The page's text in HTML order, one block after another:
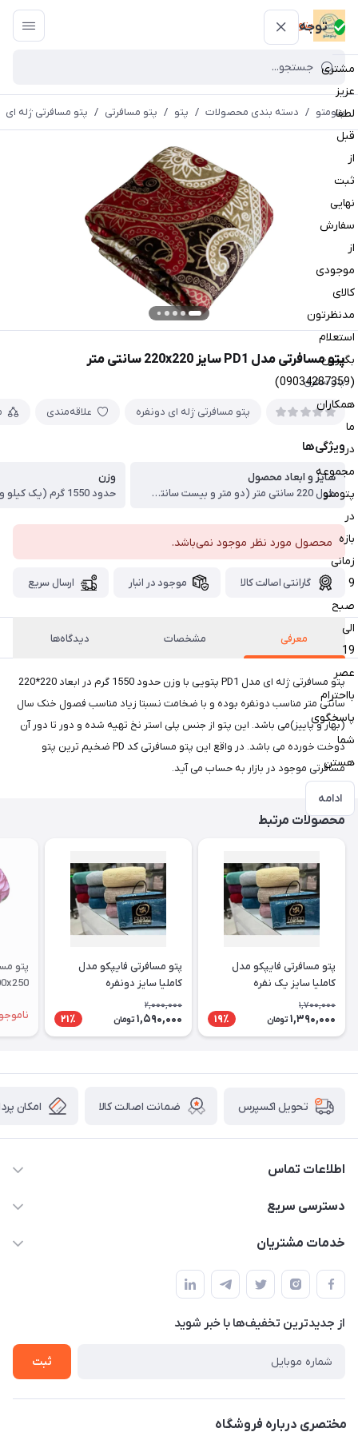
توجه
مشتری
عزیز
لطفا
قبل
از
ثبت
نهایی
سفارش
از
موجودی
کالای
مدنظرتون
استعلام
بگیرین
(09034287359)
همکاران
ما
در
مجموعه
پتومتو
در
بازه
زمانی
9
صبح
الی
19
عصر
بااحترام
پاسخگوی
شما
هستن
ادامه
پتومتو
پتومتو / دسته بندی محصولات / پتو / پتو مسافرتی / پتو مسافرتی ژله ای
پتو مسافرتی مدل PD1 سایز 220x220 سانتی متر
پتو سفری
پتو مسافرتی ژله ای دونفره علاقه‌مندی
ویژگی‌ها
سایز و ابعاد محصول
طول 220 سانتی متر (دو متر و بیست سانتی متر) ، عرض پتو 220 سانتی متر(دو متر و بیست سانتی متر) ، ضخامت: ضخیم ترین پتو مسافرتی موجود در بازار
وزن
حدود 1550 گرم (یک کیلو و نیم)
محصول مورد نظر موجود نمی‌باشد.
گارانتی اصالت کالا موجود در انبار ارسال سریع
معرفی مشخصات دیدگاه‌ها
پتو مسافرتی ژله ای مدل PD1 پتویی با وزن حدود 1550 گرم در ابعاد 220*220
سانتی متر مناسب دونفره بوده و با ضخامت نسبتا زیاد مناسب فصول خنک سال
(بهار و پاییز)می باشد. این پتو از جنس پلی استر نخ تهیه شده و دور تا دور آن
دوخت خورده می باشد. در واقع این پتو مسافرتی کد PD ضخیم ترین پتو
مسافرتی موجود در بازار به حساب می آید.
محصولات مرتبط
پتو مسافرتی فایپکو مدل
کاملیا سایز یک نفره
1,700,000
1,390,000 تومان 19٪
پتو مسافرتی فایپکو مدل
کاملیا سایز دونفره
2,000,000
1,590,000 تومان 21٪
200x250 سانتی متر
تحویل اکسپرس ضمانت اصالت کالا امکان
اطلاعات تماس
09034287359
دسترسی سریع
حساب کاربری
لیست محصولات
درباره ما
خدمات مشتریان
قوانین و مقررات
حریم خصوصی
راهنما
از جدید‌ترین تخفیف‌ها با‌ خبر شوید
ثبت
مختصری درباره فروشگاه